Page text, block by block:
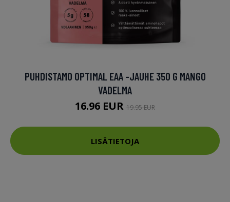
PUHDISTAMO OPTIMAL EAA -JAUHE 350 G MANGO
VADELMA
16.96 EUR 19.95 EUR
LISÄTIETOJA